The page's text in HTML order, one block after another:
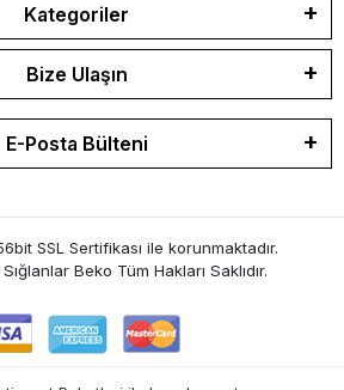
Kategoriler
Bize Ulaşın
E-Posta Bülteni
SSL Sertifikası ile korunmaktadır.
Beko Tüm Hakları Saklıdır.